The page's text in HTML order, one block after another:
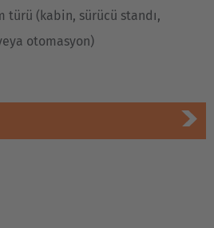
türü (kabin, sürücü standı,
otomasyon)